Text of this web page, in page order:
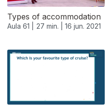
Types of accommodation
Aula 61 | 27 min. | 16 jun. 2021